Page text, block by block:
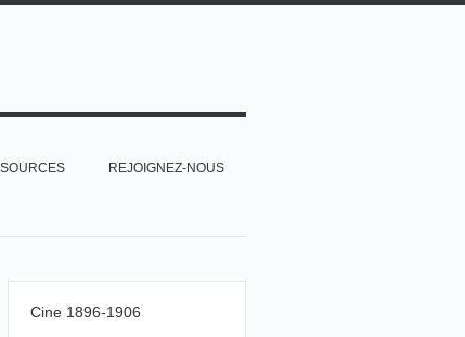
REJOIGNEZ-NOUS
Cine 1896-1906